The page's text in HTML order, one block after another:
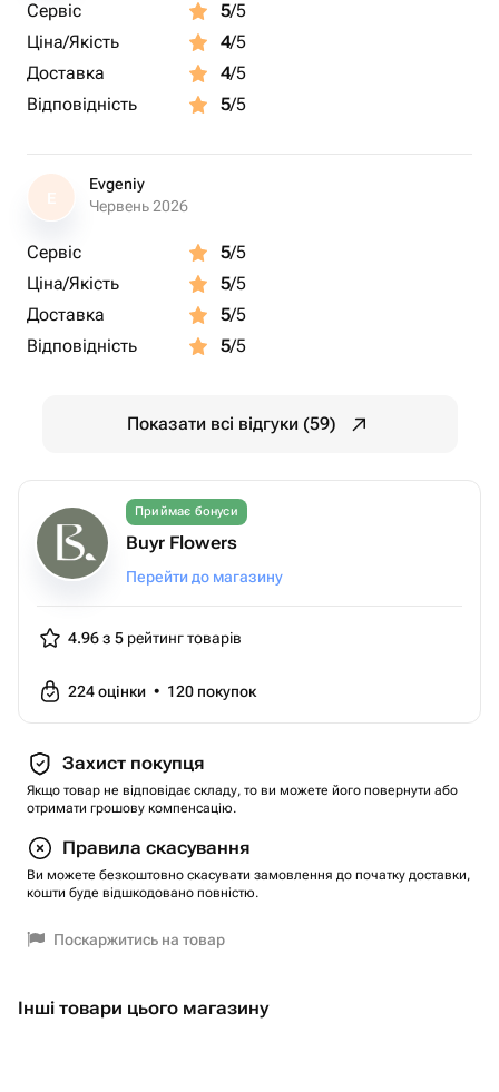
Сервіс 5/5
Ціна/Якість
4/5
Доставка
4/5
Відповідність
5/5
E
Evgeniy
Червень 2026
Сервіс 5/5
Ціна/Якість
5/5
Доставка
5/5
Відповідність
5/5
Показати всі відгуки (59)
Приймає бонуси
Buyr Flowers
Перейти до магазину
4.96 з 5 рейтинг товарів
224оцінки • 120 покупок
Захист покупця
Якщо товар не відповідає складу, то ви можете його повернути або
отримати грошову компенсацію.
Правила скасування
Ви можете безкоштовно скасувати замовлення до початку доставки,
кошти буде відшкодовано повністю.
Поскаржитись на товар
Інші товари цього магазину